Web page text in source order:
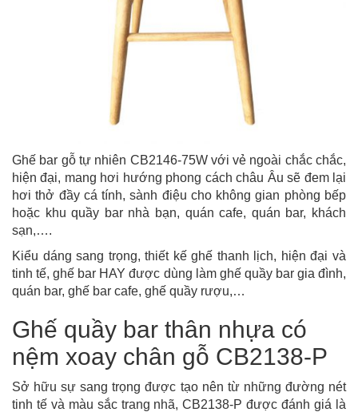
Ghế bar gỗ tự nhiên CB2146-75W với vẻ ngoài chắc chắc,
hiện đại, mang hơi hướng phong cách châu Âu sẽ đem lại
hơi thở đầy cá tính, sành điệu cho không gian phòng bếp
hoặc khu quầy bar nhà bạn, quán cafe, quán bar, khách
sạn,….
Kiểu dáng sang trọng, thiết kế ghế thanh lịch, hiện đại và
tinh tế, ghế bar HAY được dùng làm ghế quầy bar gia đình,
quán bar, ghế bar cafe, ghế quầy rượu,…
Ghế quầy bar thân nhựa có
nệm xoay chân gỗ CB2138-P
Sở hữu sự sang trọng được tạo nên từ những đường nét
tinh tế và màu sắc trang nhã, CB2138-P được đánh giá là